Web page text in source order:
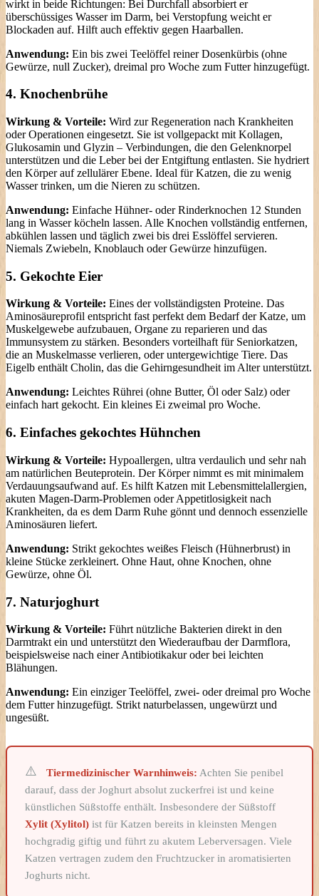
wirkt in beide Richtungen: Bei Durchfall absorbiert er
überschüssiges Wasser im Darm, bei Verstopfung weicht er
Blockaden auf. Hilft auch effektiv gegen Haarballen.
Anwendung: Ein bis zwei Teelöffel reiner Dosenkürbis (ohne
Gewürze, null Zucker), dreimal pro Woche zum Futter hinzugefügt.
4. Knochenbrühe
Wirkung & Vorteile: Wird zur Regeneration nach Krankheiten
oder Operationen eingesetzt. Sie ist vollgepackt mit Kollagen,
Glukosamin und Glyzin – Verbindungen, die den Gelenknorpel
unterstützen und die Leber bei der Entgiftung entlasten. Sie hydriert
den Körper auf zellulärer Ebene. Ideal für Katzen, die zu wenig
Wasser trinken, um die Nieren zu schützen.
Anwendung: Einfache Hühner- oder Rinderknochen 12 Stunden
lang in Wasser köcheln lassen. Alle Knochen vollständig entfernen,
abkühlen lassen und täglich zwei bis drei Esslöffel servieren.
Niemals Zwiebeln, Knoblauch oder Gewürze hinzufügen.
5. Gekochte Eier
Wirkung & Vorteile: Eines der vollständigsten Proteine. Das
Aminosäureprofil entspricht fast perfekt dem Bedarf der Katze, um
Muskelgewebe aufzubauen, Organe zu reparieren und das
Immunsystem zu stärken. Besonders vorteilhaft für Seniorkatzen,
die an Muskelmasse verlieren, oder untergewichtige Tiere. Das
Eigelb enthält Cholin, das die Gehirngesundheit im Alter unterstützt.
Anwendung: Leichtes Rührei (ohne Butter, Öl oder Salz) oder
einfach hart gekocht. Ein kleines Ei zweimal pro Woche.
6. Einfaches gekochtes Hühnchen
Wirkung & Vorteile: Hypoallergen, ultra verdaulich und sehr nah
am natürlichen Beuteprotein. Der Körper nimmt es mit minimalem
Verdauungsaufwand auf. Es hilft Katzen mit Lebensmittelallergien,
akuten Magen-Darm-Problemen oder Appetitlosigkeit nach
Krankheiten, da es dem Darm Ruhe gönnt und dennoch essenzielle
Aminosäuren liefert.
Anwendung: Strikt gekochtes weißes Fleisch (Hühnerbrust) in
kleine Stücke zerkleinert. Ohne Haut, ohne Knochen, ohne
Gewürze, ohne Öl.
7. Naturjoghurt
Wirkung & Vorteile: Führt nützliche Bakterien direkt in den
Darmtrakt ein und unterstützt den Wiederaufbau der Darmflora,
beispielsweise nach einer Antibiotikakur oder bei leichten
Blähungen.
Anwendung: Ein einziger Teelöffel, zwei- oder dreimal pro Woche
dem Futter hinzugefügt. Strikt naturbelassen, ungewürzt und
ungesüßt.
Tiermedizinischer Warnhinweis: Achten Sie penibel
darauf, dass der Joghurt absolut zuckerfrei ist und keine
künstlichen Süßstoffe enthält. Insbesondere der Süßstoff
Xylit (Xylitol) ist für Katzen bereits in kleinsten Mengen
hochgradig giftig und führt zu akutem Leberversagen. Viele
Katzen vertragen zudem den Fruchtzucker in aromatisierten
Joghurts nicht.